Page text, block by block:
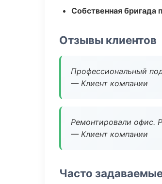
Собственная бригада
Отзывы клиентов
Профессиональный
— Клиент компании
Ремонтировали офис.
— Клиент компании
Часто